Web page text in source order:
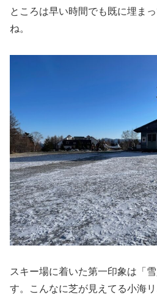
ところは早い時間でも既に埋ま
ね。
スキー場に着いた第一印象は「
す。こんなに芝が見えてる小海